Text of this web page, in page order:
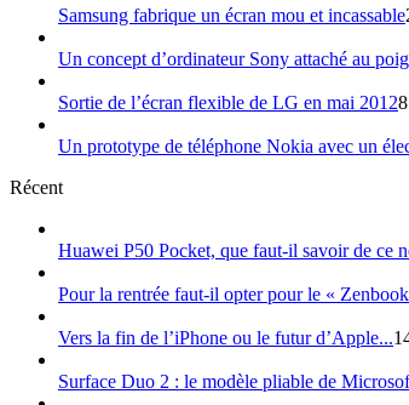
Samsung fabrique un écran mou et incassable
Un concept d’ordinateur Sony attaché au
Sortie de l’écran flexible de LG en mai 2012
Un prototype de téléphone Nokia avec un
Récent
Huawei P50 Pocket, que faut-il savoir de ce
Pour la rentrée faut-il opter pour le «
Vers la fin de l’iPhone ou le futur d’Apple...
Surface Duo 2 : le modèle pliable de